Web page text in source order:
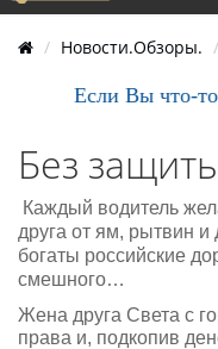
Новости.Обзоры.
Если Вы что-то
Без
Каждый водитель
друга от ям, рытвин и
богаты российские
смешного…
Жена друга Света с
права и, подкопив